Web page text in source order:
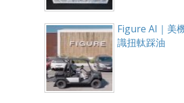
Figure AI｜美
識扭軚踩油